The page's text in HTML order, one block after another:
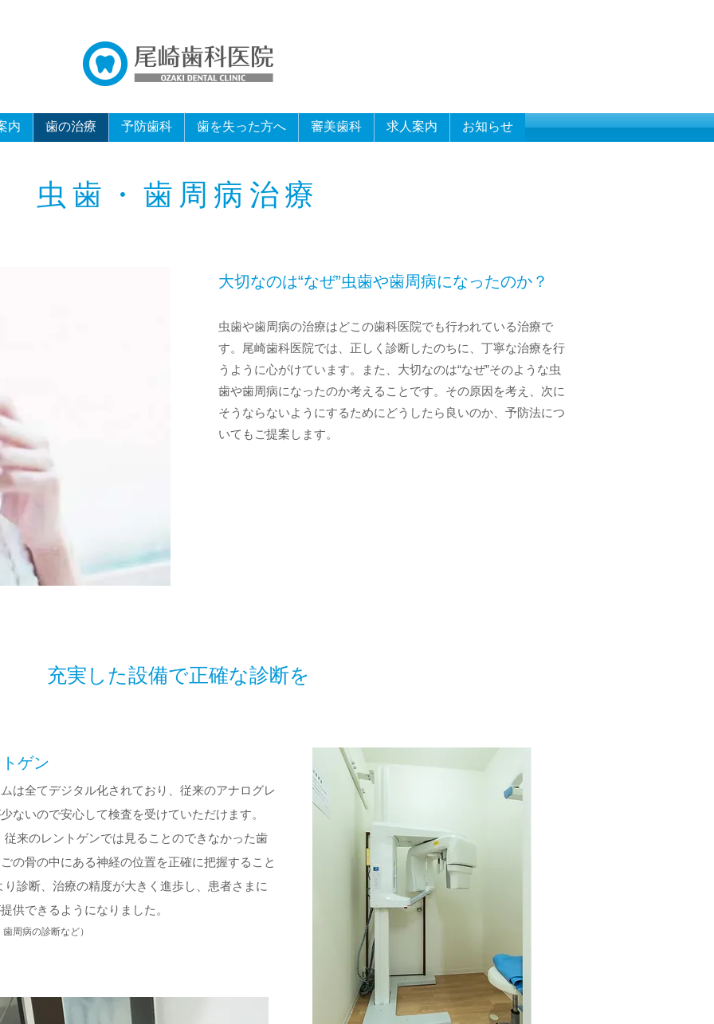
内 歯の治療 予防歯科 歯を失った方へ 審美歯科 求人案内 お知らせ
虫歯・歯周病治療
大切なのは“なぜ”虫歯や歯周病になったのか？
虫歯や歯周病の治療はどこの歯科医院でも行われている治療で
す。尾崎歯科医院では、正しく診断したのちに、丁寧な治療を行
うように心がけています。また、大切なのは“なぜ”そのような虫
歯や歯周病になったのか考えることです。その原因を考え、次に
そうならないようにするためにどうしたら良いのか、予防法につ
いてもご提案します。
充実した設備で正確な診断を
ゲン
は全てデジタル化されており、従来のアナログレ
ないので安心して検査を受けていただけます。
来のレントゲンでは見ることのできなかった歯
の骨の中にある神経の位置を正確に把握すること
診断、治療の精度が大きく進歩し、患者さまに
供できるようになりました。
周病の診断など）